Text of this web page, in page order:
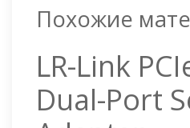
Похожие
LR-Link
Dual-Port